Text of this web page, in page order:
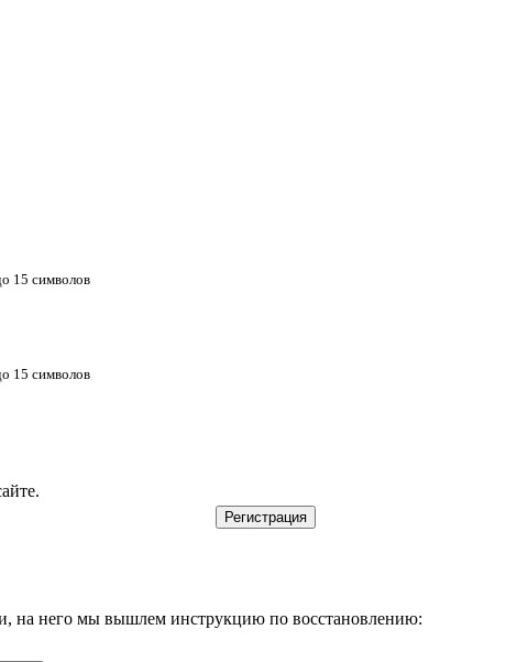
15 символов
15 символов
на него мы вышлем инструкцию по восстановлению: